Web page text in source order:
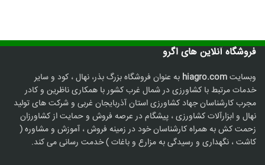
فروشگاه آنلاین های اگرو
وبسایتhiagro.com به عنوان فروشگاه بزرگ بذر، نهال ، کود و سایر
خدمات مرتبط با کشاورزی در شمال غرب کشور با همکاری ناظرین و کادر
مجرب کارشناسان جهاد کشاورزی استان آذربایجان غربی و شرکت های تولید
نهال و ابزارآلات کشاورزی ، پیشگام در عرصه فروش و حمایت از کشاورزان
زحمت کش به همراه کارشناسان خود در زمینه فروش ، آموزش و مشاوره (
کاشت ، نگهداری و رسیدگی به مزارع و باغات ) خدمت رسانی می کند.